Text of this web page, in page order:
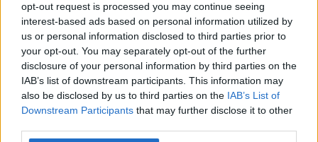
opt-out request is processed you may continue seeing
interest-based ads based on personal information utilized by
us or personal information disclosed to third parties prior to
your opt-out. You may separately opt-out of the further
disclosure of your personal information by third parties on the
IAB’s list of downstream participants. This information may
also be disclosed by us to third parties on the IAB’s List of
Downstream Participants that may further disclose it to other
8 Ιουνίου - 12:24
Η ΦΩΤΟ που δείχνει την κατάντια των σημερινών
κοινωνιών